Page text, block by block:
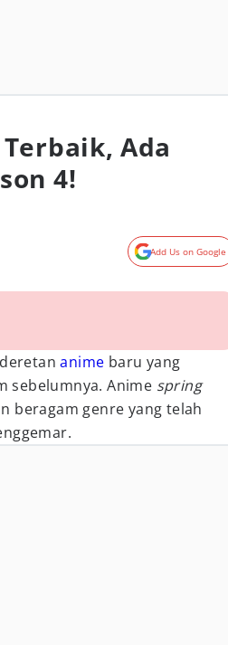
Ada
4!
Add Us on Google
deretananime baru yang
sebelumnya. Anime spring
beragam genre yang telah